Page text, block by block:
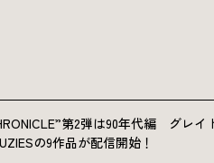
第2弾は90年代編 グレイ
の9作品が配信開始！